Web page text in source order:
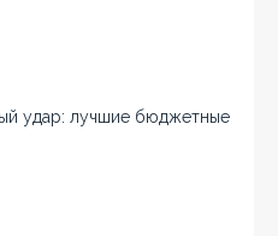
удар: лучшие бюджетные